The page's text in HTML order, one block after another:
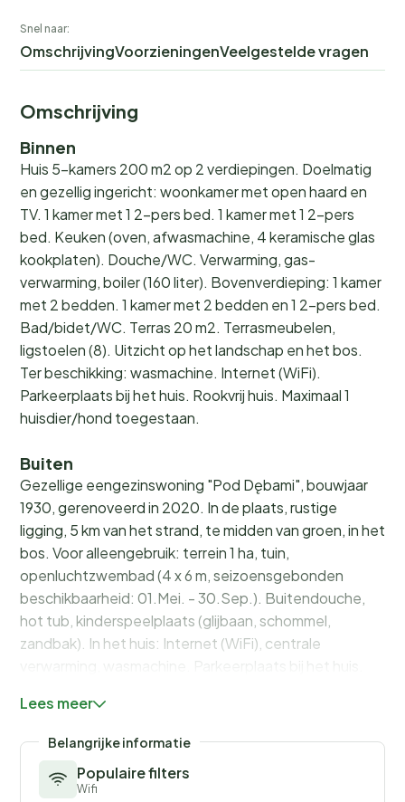
Snel naar:
OmschrijvingVoorzieningenVeelgestelde vragen
Omschrijving
Binnen
Huis 5-kamers 200 m2 op 2 verdiepingen. Doelmatig
en gezellig ingericht: woonkamer met open haard en
TV. 1 kamer met 1 2-pers bed. 1 kamer met 1 2-pers
bed. Keuken (oven, afwasmachine, 4 keramische glas
kookplaten). Douche/WC. Verwarming, gas-
verwarming, boiler (160 liter). Bovenverdieping: 1 kamer
met 2 bedden. 1 kamer met 2 bedden en 1 2-pers bed.
Bad/bidet/WC. Terras 20 m2. Terrasmeubelen,
ligstoelen (8). Uitzicht op het landschap en het bos.
Ter beschikking: wasmachine. Internet (WiFi).
Parkeerplaats bij het huis. Rookvrij huis. Maximaal 1
huisdier/hond toegestaan.
Buiten
Gezellige eengezinswoning "Pod Dębami", bouwjaar
1930, gerenoveerd in 2020. In de plaats, rustige
ligging, 5 km van het strand, te midden van groen, in het
bos. Voor alleengebruik: terrein 1 ha, tuin,
openluchtzwembad (4 x 6 m, seizoensgebonden
beschikbaarheid: 01.Mei. - 30.Sep.). Buitendouche,
hot tub, kinderspeelplaats (glijbaan, schommel,
zandbak). In het huis: Internet (WiFi), centrale
verwarming, wasmachine. Parkeerplaats bij het huis.
km, restaurant 3 km, bushalte 1.7 km. Manege 3 km.
Lees meer
Belangrijke informatie
Populaire filters
Wifi